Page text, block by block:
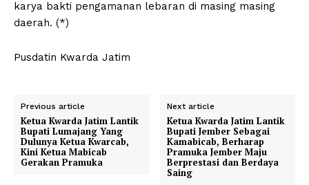
karya bakti pengamanan lebaran di masing masing
daerah. (*)
Pusdatin Kwarda Jatim
Previous article
Ketua Kwarda Jatim Lantik
Bupati Lumajang Yang
Dulunya Ketua Kwarcab,
Kini Ketua Mabicab
Gerakan Pramuka
Next article
Ketua Kwarda Jatim Lantik
Bupati Jember Sebagai
Kamabicab, Berharap
Pramuka Jember Maju
Berprestasi dan Berdaya
Saing